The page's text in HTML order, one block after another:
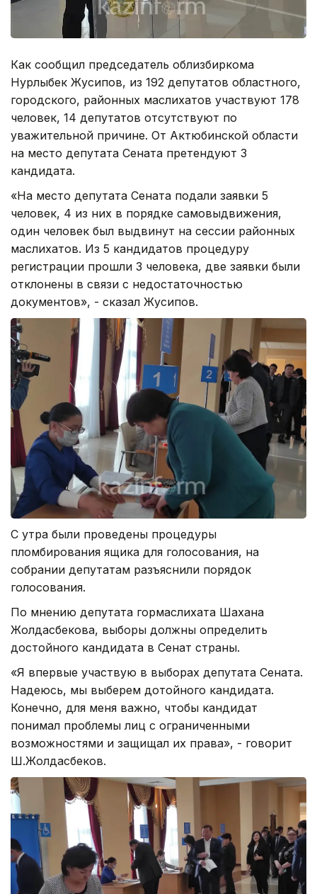
Как сообщил председатель облизбиркома
Нурлыбек Жусипов, из 192 депутатов областного,
городского, районных маслихатов участвуют 178
человек, 14 депутатов отсутствуют по
уважительной причине. От Актюбинской области
на место депутата Сената претендуют 3
кандидата.
«На место депутата Сената подали заявки 5
человек, 4 из них в порядке самовыдвижения,
один человек был выдвинут на сессии районных
маслихатов. Из 5 кандидатов процедуру
регистрации прошли 3 человека, две заявки были
отклонены в связи с недостаточностью
документов», - сказал Жусипов.
С утра были проведены процедуры
пломбирования ящика для голосования, на
собрании депутатам разъяснили порядок
голосования.
По мнению депутата гормаслихата Шахана
Жолдасбекова, выборы должны определить
достойного кандидата в Сенат страны.
«Я впервые участвую в выборах депутата Сената.
Надеюсь, мы выберем дотойного кандидата.
Конечно, для меня важно, чтобы кандидат
понимал проблемы лиц с ограниченными
возможностями и защищал их права», - говорит
Ш.Жолдасбеков.